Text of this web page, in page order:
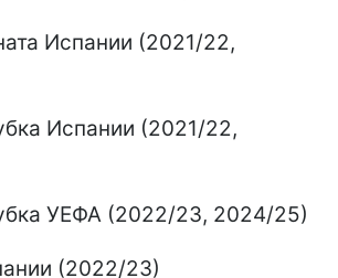
Испании (2021/22,
Испании (2021/22,
УЕФА (2022/23, 2024/25)
(2022/23)